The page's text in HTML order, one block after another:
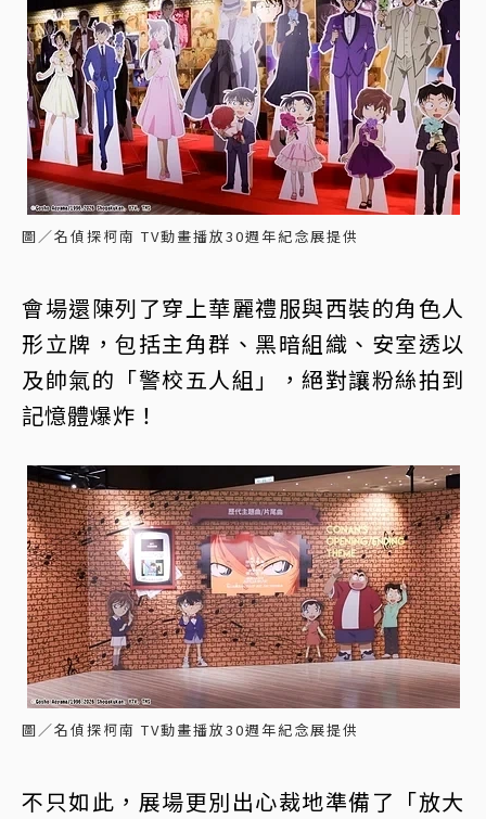
圖／名偵探柯南 TV動畫播放30週年紀念展提供
會場還陳列了穿上華麗禮服與西裝的角色人
形立牌，包括主角群、黑暗組織、安室透以
及帥氣的「警校五人組」，絕對讓粉絲拍到
記憶體爆炸！
圖／名偵探柯南 TV動畫播放30週年紀念展提供
不只如此，展場更別出心裁地準備了「放大